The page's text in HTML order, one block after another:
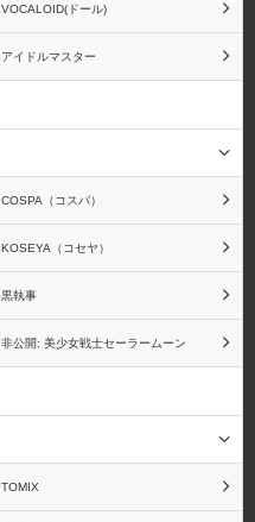
アクセルワールド
VOCALOID(ドール)
アイドルマスター
COSPA（コスパ）
KOSEYA（コセヤ）
黒執事
非公開: 美少女戦士セーラームーン
TOMIX